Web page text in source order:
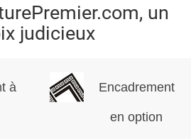
un
judicieux
à Encadrement
en option